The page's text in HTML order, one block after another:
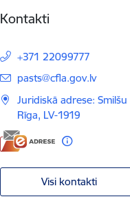
Kontakti
+371 22099777
E-pasts:
pasts@cfla.gov.lv
Juridiskā adrese: Smilšu
Rīga, LV-1919
Visi kontakti